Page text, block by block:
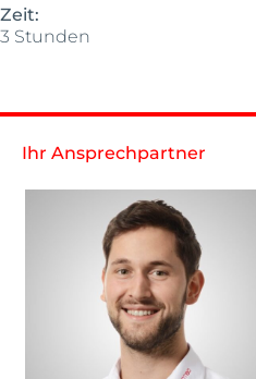
Zeit:
3 Stunden
Ihr Ansprechpartner